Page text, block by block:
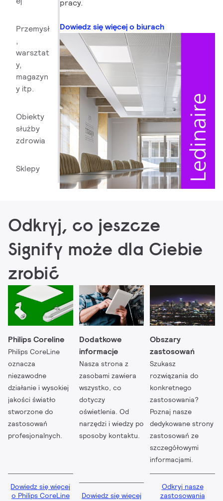
Przemysł
,
warsztat
y,
magazyn
y itp.
Obiekty
służby
zdrowia
Sklepy
pracy.
Dowiedz się więcej o biurach
Odkryj, co jeszcze
Signify może dla Ciebie
zrobić
Philips Coreline
Philips CoreLine
oznacza
niezawodne
działanie i wysokiej
jakości światło
stworzone do
zastosowań
profesjonalnych.
Dowiedz się więcej
o Philips CoreLine
Dodatkowe
informacje
Nasza strona z
zasobami zawiera
wszystko, co
dotyczy
oświetlenia. Od
narzędzi i wiedzy po
sposoby kontaktu.
Dowiedz się więcej
Obszary
zastosowań
Szukasz
rozwiązania do
konkretnego
zastosowania?
Poznaj nasze
dedykowane strony
zastosowań ze
szczegółowymi
informacjami.
Odkryj nasze
zastosowania